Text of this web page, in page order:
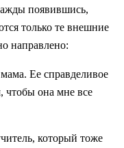
появившись,
только те внешние
направлено:
Ее справделивое
чтобы она мне все
который тоже